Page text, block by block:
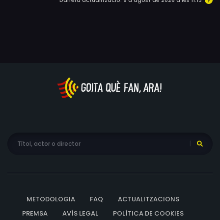
METODOLOGIA FAQ
ACTUALITZACIONS
PREMSA
AVÍS LEGAL POLÍTICA DE COOKIES